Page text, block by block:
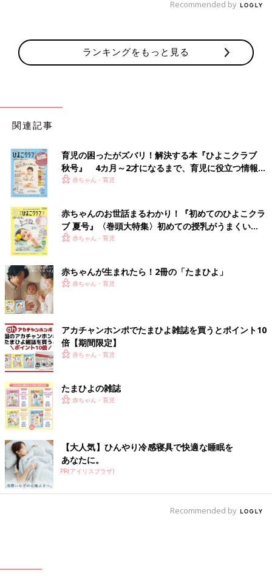
Recommended by
ランキングをもっと見る
関連記事
育児の困ったがズバリ！解決する本『ひよこクラブ
秋号』 4カ月～2才になるまで、育児に役立つ情報が
いっぱい！
赤ちゃん・育児
赤ちゃんのお世話まるわかり！『初めてのひよこクラ
ブ 夏号』〈巻頭大特集〉初めての授乳がうまくい
く！ おっぱい・ミルクの基本と夏のトラブル 解決テ
赤ちゃん・育児
赤ちゃんが生まれたら！2冊の「たまひよ」
赤ちゃん・育児
アカチャンホンポでたまひよ雑誌を買うとポイント10
倍【期間限定】
赤ちゃん・育児
たまひよの雑誌
赤ちゃん・育児
【大人気】ひんやり冷感寝具で快適な睡眠を
あなたに。
PR(アイリスプラザ)
Recommended by